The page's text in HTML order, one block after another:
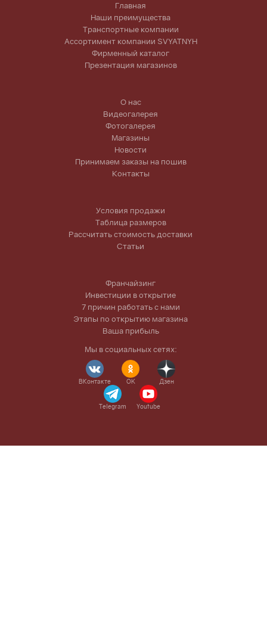
Главная
Наши преимущества
Транспортные компании
Ассортимент компании SVYATNYH
Фирменный каталог
Презентация магазинов
О нас
Видеогалерея
Фотогалерея
Магазины
Новости
Принимаем заказы на пошив
Контакты
Условия продажи
Таблица размеров
Рассчитать стоимость доставки
Статьи
Франчайзинг
Инвестиции в открытие
7 причин работать с нами
Этапы по открытию магазина
Ваша прибыль
Мы в социальных сетях:
ВКонтакте OK Дзен
Telegram Youtube